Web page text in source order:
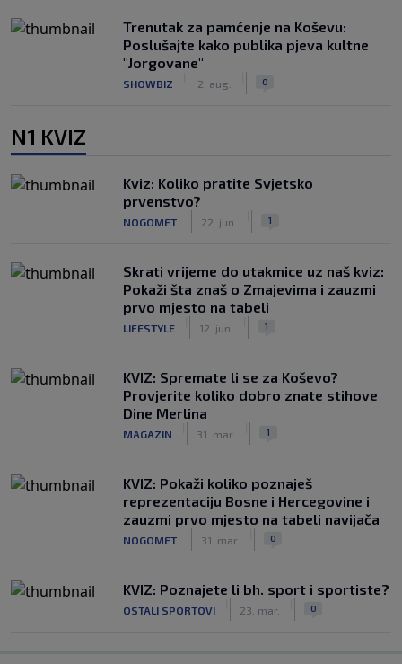
Trenutak za pamćenje na Koševu:
Poslušajte kako publika pjeva kultne
"Jorgovane"
SHOWBIZ 2. aug. 0
N1 KVIZ
Kviz: Koliko pratite Svjetsko
prvenstvo?
NOGOMET 22. jun. 1
Skrati vrijeme do utakmice uz naš kviz:
Pokaži šta znaš o Zmajevima i zauzmi
prvo mjesto na tabeli
LIFESTYLE 12. jun. 1
KVIZ: Spremate li se za Koševo?
Provjerite koliko dobro znate stihove
Dine Merlina
MAGAZIN 31. mar. 1
KVIZ: Pokaži koliko poznaješ
reprezentaciju Bosne i Hercegovine i
zauzmi prvo mjesto na tabeli navijača
NOGOMET 31. mar. 0
KVIZ: Poznajete li bh. sport i sportiste?
OSTALI SPORTOVI 23. mar. 0